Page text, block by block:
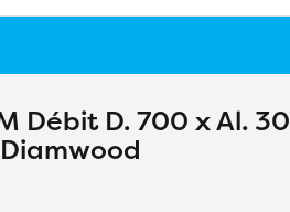
Débit D. 700 x Al. 30